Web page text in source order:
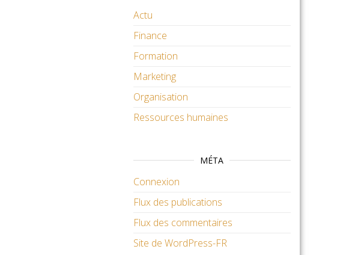
Actu
Finance
Formation
Marketing
Organisation
Ressources humaines
MÉTA
Connexion
Flux des publications
Flux des commentaires
Site de WordPress-FR